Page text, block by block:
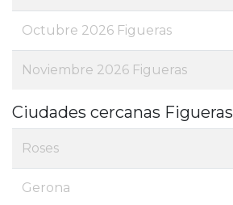
Octubre 2026 Figueras
Noviembre 2026 Figueras
Ciudades cercanas Figueras
Roses
Gerona